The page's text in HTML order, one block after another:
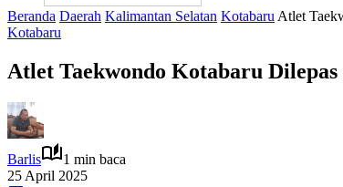
Beranda Daerah Kalimantan Selatan Kotabaru Atlet
Kotabaru
Atlet Taekwondo Kotabaru
Barlis
1 min baca
25 April 2025